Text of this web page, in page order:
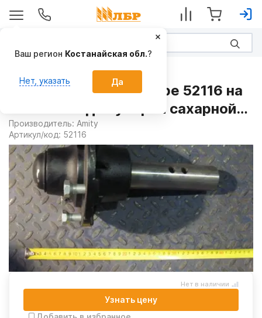
Ступица с осью в сборе 52116 на
Комбайны для уборки сахарной
свеклы
Производитель: Amity
Артикул/код: 52116
Нет в наличии
Узнать цену
Ваш регион Костанайская обл.?
Нет, указать Да